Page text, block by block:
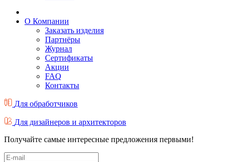
О Компании
Заказать изделия
Партнёры
Журнал
Cертификаты
Акции
FAQ
Контакты
Для обработчиков
Для дизайнеров и архитекторов
Получайте самые интересные предложения первыми!